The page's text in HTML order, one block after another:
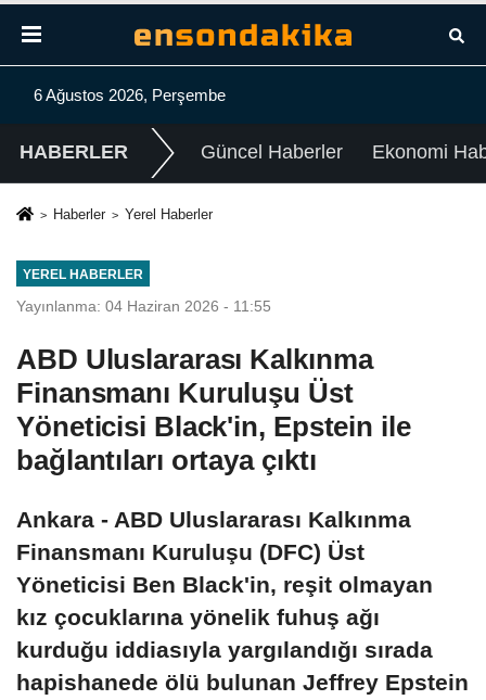
6 Ağustos 2026, Perşembe
HABERLER Güncel Haberler Ekonomi
Haberler Yerel Haberler
YEREL HABERLER
Yayınlanma: 04 Haziran 2026 - 11:55
ABD Uluslararası Kalkınma
Finansmanı Kuruluşu Üst
Yöneticisi Black'in, Epstein ile
bağlantıları ortaya çıktı
Ankara - ABD Uluslararası Kalkınma
Finansmanı Kuruluşu (DFC) Üst
Yöneticisi Ben Black'in, reşit olmayan
kız çocuklarına yönelik fuhuş ağı
kurduğu iddiasıyla yargılandığı sırada
hapishanede ölü bulunan Jeffrey Epstein